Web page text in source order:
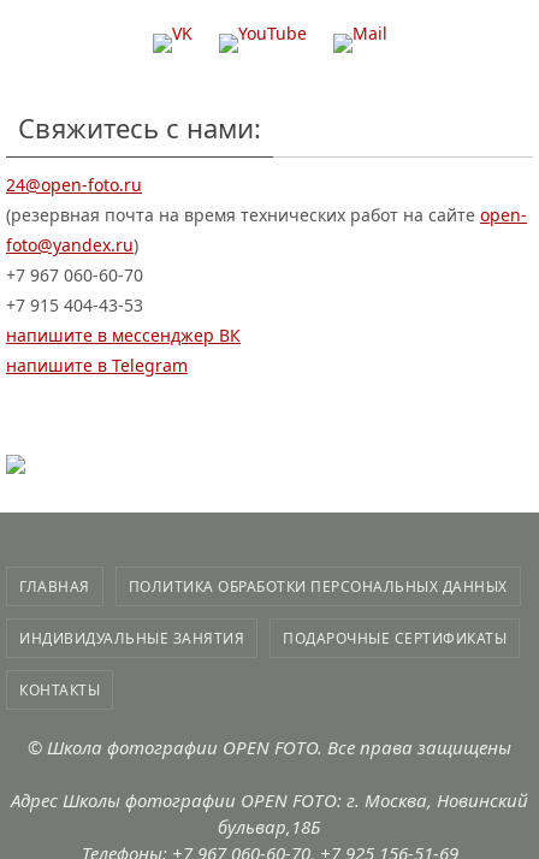
Свяжитесь с нами:
24@open-foto.ru
(резервная почта на время технических работ на сайте open-
foto@yandex.ru)
+7 967 060-60-70
+7 915 404-43-53
напишите в мессенджер ВК
напишите в Telegram
ГЛАВНАЯ ПОЛИТИКА ОБРАБОТКИ ПЕРСОНАЛЬНЫХ ДАННЫХ
ИНДИВИДУАЛЬНЫЕ ЗАНЯТИЯ ПОДАРОЧНЫЕ СЕРТИФИКАТЫ
КОНТАКТЫ
© Школа фотографии OPEN FOTO. Все права защищены
Адрес Школы фотографии OPEN FOTO: г. Москва, Новинский
бульвар,18Б
Телефоны: +7 967 060-60-70, +7 925 156-51-69